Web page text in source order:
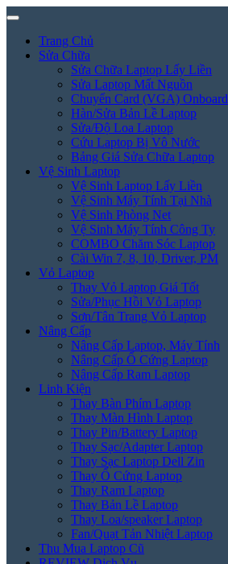
Trang Chủ
Sửa Chữa
Sửa Chữa Laptop Lấy Liền
Sửa Laptop Mất Nguồn
Chuyển Card (VGA) Onboard
Hàn/Sửa Bản Lề Laptop
Sửa/Độ Loa Laptop
Cứu Laptop Bị Vô Nước
Bảng Giá Sửa Chữa Laptop
Vệ Sinh Laptop
Vệ Sinh Laptop Lấy Liền
Vệ Sinh Máy Tính Tại Nhà
Vệ Sinh Phòng Net
Vệ Sinh Máy Tính Công Ty
COMBO Chăm Sóc Laptop
Cài Win 7, 8, 10, Driver, PM
Vỏ Laptop
Thay Vỏ Laptop Giá Tốt
Sửa/Phục Hồi Vỏ Laptop
Sơn/Tân Trang Vỏ Laptop
Nâng Cấp
Nâng Cấp Laptop, Máy Tính
Nâng Cấp Ổ Cứng Laptop
Nâng Cấp Ram Laptop
Linh Kiện
Thay Bàn Phím Laptop
Thay Màn Hình Laptop
Thay Pin/Battery Laptop
Thay Sạc/Adapter Laptop
Thay Sạc Laptop Dell Zin
Thay Ổ Cứng Laptop
Thay Ram Laptop
Thay Bản Lề Laptop
Thay Loa/speaker Laptop
Fan/Quạt Tản Nhiệt Laptop
Thu Mua Laptop Cũ